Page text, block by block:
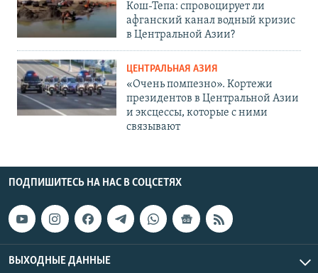
Кош-Тепа: спровоцирует ли
афганский канал водный кризис
в Центральной Азии?
ЦЕНТРАЛЬНАЯ АЗИЯ
«Очень помпезно». Кортежи
президентов в Центральной Азии
и эксцессы, которые с ними
связывают
ПОДПИШИТЕСЬ НА НАС В СОЦСЕТЯХ
ВЫХОДНЫЕ ДАННЫЕ